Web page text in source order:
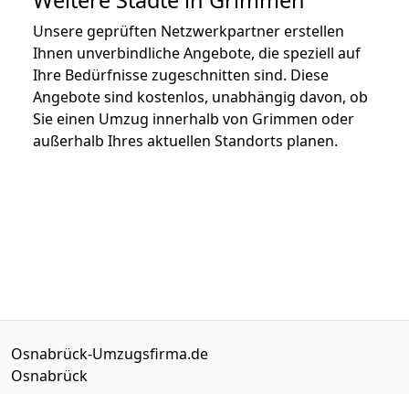
Unsere geprüften Netzwerkpartner erstellen
Ihnen unverbindliche Angebote, die speziell auf
Ihre Bedürfnisse zugeschnitten sind. Diese
Angebote sind kostenlos, unabhängig davon, ob
Sie einen Umzug innerhalb von Grimmen oder
außerhalb Ihres aktuellen Standorts planen.
Osnabrück-Umzugsfirma.de
Osnabrück